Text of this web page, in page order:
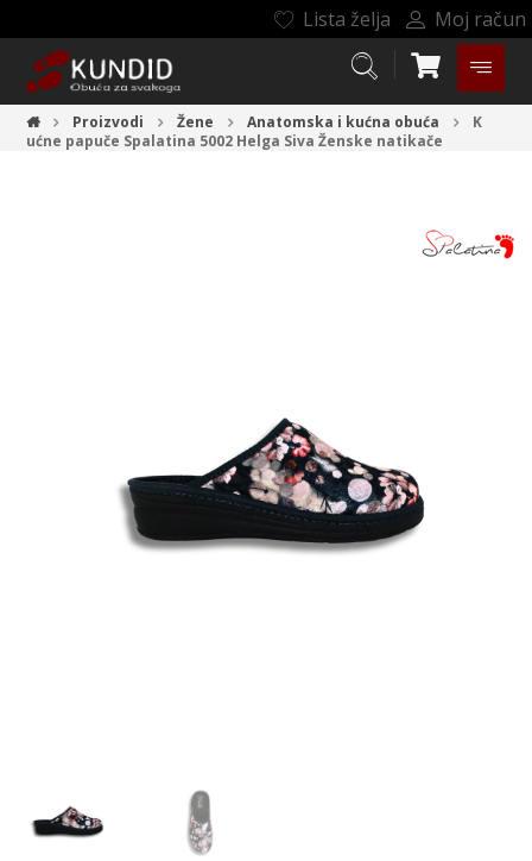
Lista želja Moj račun
Proizvodi Žene Anatomska i kućna obuća
K
ućne papuče Spalatina 5002 Helga Siva Ženske natikače